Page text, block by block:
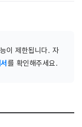
이 제한됩니다. 자
를 확인해주세요.